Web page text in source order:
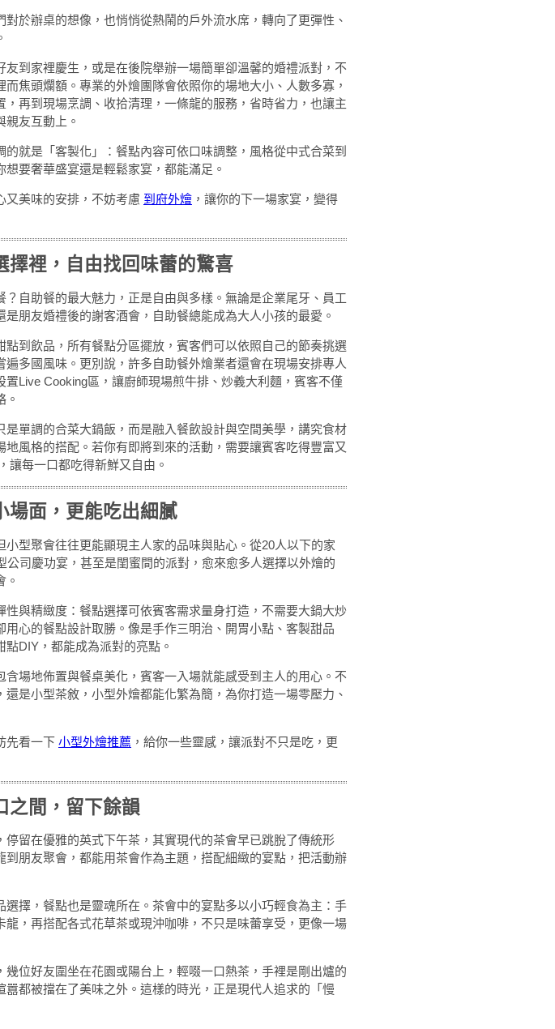
對於辦桌的想像，也悄悄從熱鬧的戶外流水席，轉向了更彈性、
友到家裡慶生，或是在後院舉辦一場簡單卻溫馨的婚禮派對，不
而焦頭爛額。專業的外燴團隊會依照你的場地大小、人數多寡，
，再到現場烹調、收拾清理，一條龍的服務，省時省力，也讓主
親友互動上。
就是「客製化」：餐點內容可依口味調整，風格從中式合菜到
要奢華盛宴還是輕鬆家宴，都能滿足。
又美味的安排，不妨考慮 到府外燴 ，讓你的下一場家宴，變得
擇裡，自由找回味蕾的驚喜
？自助餐的最大魅力，正是自由與多樣。無論是企業尾牙、員工
朋友婚禮後的謝客酒會，自助餐總能成為大人小孩的最愛。
點到飲品，所有餐點分區擺放，賓客們可以依照自己的節奏挑選
遍多國風味。更別說，許多自助餐外燴業者還會在現場安排專人
置Live Cooking區，讓廚師現場煎牛排、炒義大利麵，賓客不僅
。
是單調的合菜大鍋飯，而是融入餐飲設計與空間美學，講究食材
地風格的搭配。若你有即將到來的活動，需要讓賓客吃得豐富又
，讓每一口都吃得新鮮又自由。
場面，更能吃出細膩
小型聚會往往更能顯現主人家的品味與貼心。從20人以下的家
公司慶功宴，甚至是閨蜜間的派對，愈來愈多人選擇以外燴的
。
性與精緻度：餐點選擇可依賓客需求量身打造，不需要大鍋大炒
用心的餐點設計取勝。像是手作三明治、開胃小點、客製甜品
DIY，都能成為派對的亮點。
含場地佈置與餐桌美化，賓客一入場就能感受到主人的用心。不
是小型茶敘，小型外燴都能化繁為簡，為你打造一場零壓力、
先看一下 小型外燴推薦 ，給你一些靈感，讓派對不只是吃，更
之間，留下餘韻
停留在優雅的英式下午茶，其實現代的茶會早已跳脫了傳統形
到朋友聚會，都能用茶會作為主題，搭配細緻的宴點，把活動辦
選擇，餐點也是靈魂所在。茶會中的宴點多以小巧輕食為主：手
龍，再搭配各式花草茶或現沖咖啡，不只是味蕾享受，更像一場
幾位好友圍坐在花園或陽台上，輕啜一口熱茶，手裡是剛出爐的
囂都被擋在了美味之外。這樣的時光，正是現代人追求的「慢